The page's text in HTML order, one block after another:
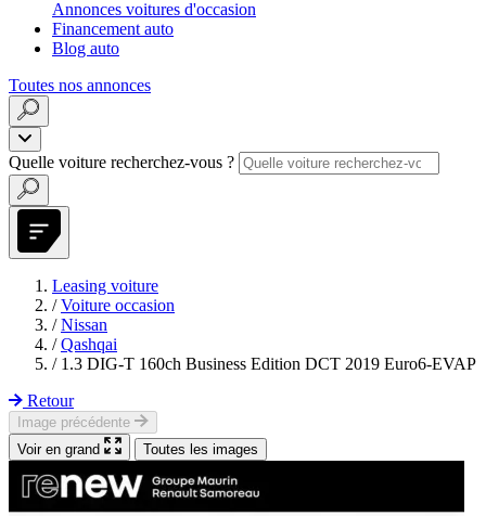
Annonces voitures d'occasion
Financement auto
Blog auto
Toutes nos annonces
Quelle voiture recherchez-vous ?
Leasing voiture
/ Voiture occasion
/ Nissan
/ Qashqai
/ 1.3 DIG-T 160ch Business Edition DCT 2019 Euro6-EVAP
Retour
Image précédente
Voir en grand
Toutes les images